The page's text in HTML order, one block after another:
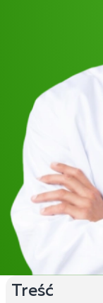
Treść